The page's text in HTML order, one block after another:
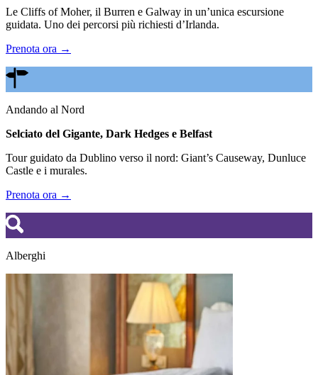
Le Cliffs of Moher, il Burren e Galway in un’unica escursione
guidata. Uno dei percorsi più richiesti d’Irlanda.
Prenota ora →
Andando al Nord
Selciato del Gigante, Dark Hedges e Belfast
Tour guidato da Dublino verso il nord: Giant’s Causeway, Dunluce
Castle e i murales.
Prenota ora →
Alberghi